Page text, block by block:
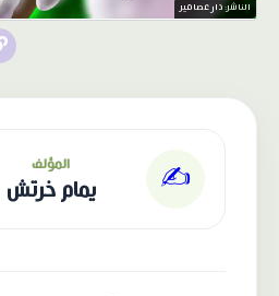
الناشر: دار عصافير
✍️ المؤلف
يمام خرتش